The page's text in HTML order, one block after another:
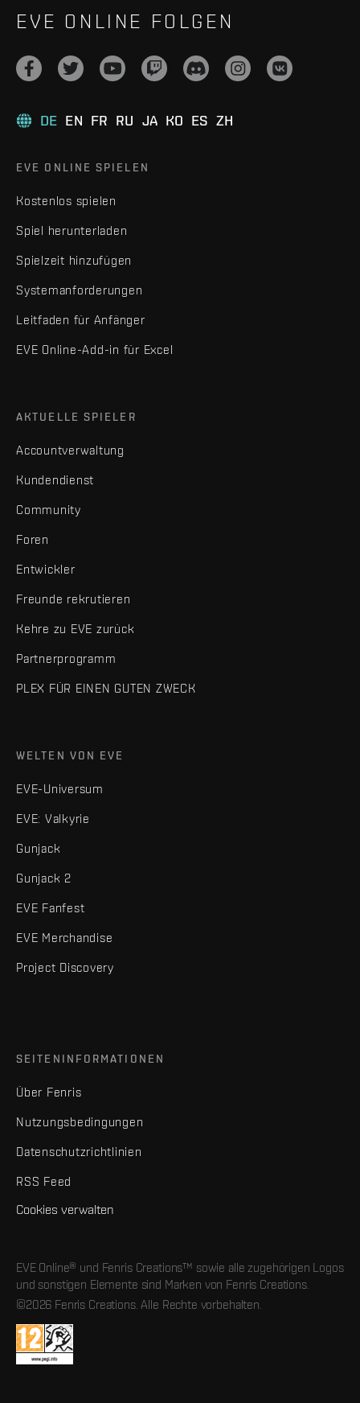
EVE ONLINE FOLGEN
DE EN FR RU JA KO ES ZH
EVE ONLINE SPIELEN
Kostenlos spielen
Spiel herunterladen
Spielzeit hinzufügen
Systemanforderungen
Leitfaden für Anfänger
EVE Online-Add-in für Excel
AKTUELLE SPIELER
Accountverwaltung
Kundendienst
Community
Foren
Entwickler
Freunde rekrutieren
Kehre zu EVE zurück
Partnerprogramm
PLEX FÜR EINEN GUTEN ZWECK
WELTEN VON EVE
EVE-Universum
EVE: Valkyrie
Gunjack
Gunjack 2
EVE Fanfest
EVE Merchandise
Project Discovery
SEITENINFORMATIONEN
Über Fenris
Nutzungsbedingungen
Datenschutzrichtlinien
RSS Feed
Cookies verwalten
EVE Online® und Fenris Creations™ sowie alle zugehörigen Logos
und sonstigen Elemente sind Marken von Fenris Creations.
©2026 Fenris Creations. Alle Rechte vorbehalten.